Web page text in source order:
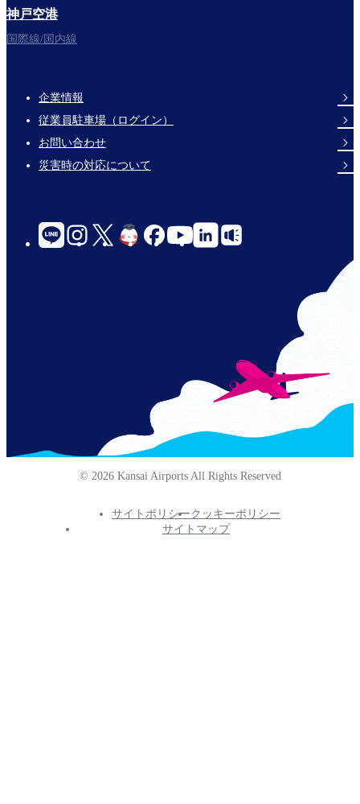
フライトをお楽しみください。
神戸空港
国際線/国内線
Footer
Links
企業情報
従業員駐車場（ログイン）
お問い合わせ
災害時の対応について
social-
links-
© 2026 Kansai Airports All Rights Reserved
サイトポリシークッキーポリシー
サイトマップ